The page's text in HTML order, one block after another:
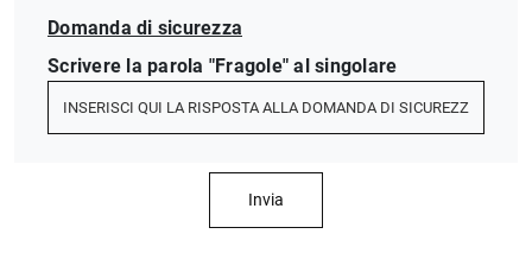
Domanda di sicurezza
Scrivere la parola "Fragole" al singolare
Invia